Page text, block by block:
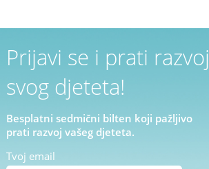
Prijavi se i prati razvoj
svog djeteta!
Besplatni sedmični bilten koji pažljivo
prati razvoj vašeg djeteta.
Tvoj email